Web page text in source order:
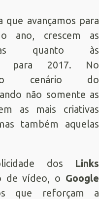
que avançamos para
ano, crescem as
quanto às
para 2017. No
cenário do
não somente as
as mais criativas
também aquelas
dos Links
de vídeo, o Google
que reforçam a